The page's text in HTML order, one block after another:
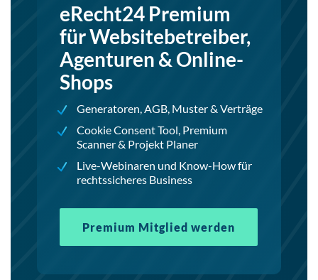
eRecht24 Premium
für Websitebetreiber,
Agenturen & Online-
Shops
Generatoren, AGB, Muster & Verträge
Cookie Consent Tool, Premium
Scanner & Projekt Planer
Live-Webinaren und Know-How für
rechtssicheres Business
Premium Mitglied werden